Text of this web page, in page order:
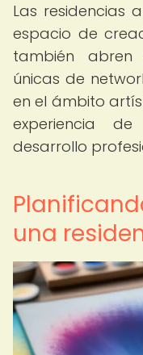
Las residencias
espacio de
también abren
únicas de
en el ámbito
experiencia
desarrollo
una